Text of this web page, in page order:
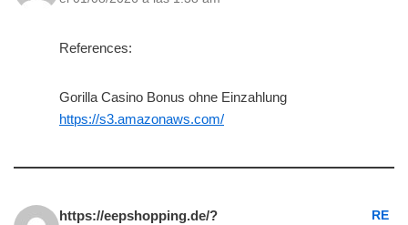
References:
Gorilla Casino Bonus ohne Einzahlung
https://s3.amazonaws.com/
https://eepshopping.de/?
RE